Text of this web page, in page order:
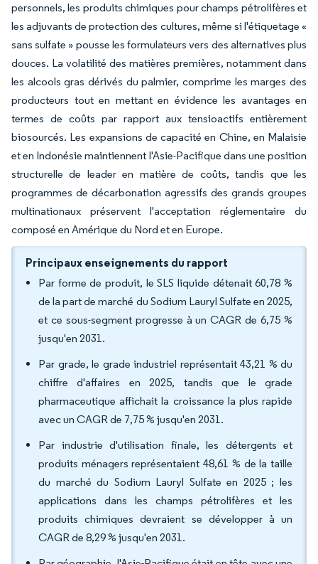
personnels, les produits chimiques pour champs pétrolifères et
les adjuvants de protection des cultures, même si l'étiquetage «
sans sulfate » pousse les formulateurs vers des alternatives plus
douces. La volatilité des matières premières, notamment dans
les alcools gras dérivés du palmier, comprime les marges des
producteurs tout en mettant en évidence les avantages en
termes de coûts par rapport aux tensioactifs entièrement
biosourcés. Les expansions de capacité en Chine, en Malaisie
et en Indonésie maintiennent l'Asie-Pacifique dans une position
structurelle de leader en matière de coûts, tandis que les
programmes de décarbonation agressifs des grands groupes
multinationaux préservent l'acceptation réglementaire du
composé en Amérique du Nord et en Europe.
Principaux enseignements du rapport
Par forme de produit, le SLS liquide détenait 60,78 %
de la part de marché du Sodium Lauryl Sulfate en 2025,
et ce sous-segment progresse à un CAGR de 6,75 %
jusqu'en 2031.
Par grade, le grade industriel représentait 43,21 % du
chiffre d'affaires en 2025, tandis que le grade
pharmaceutique affichait la croissance la plus rapide
avec un CAGR de 7,75 % jusqu'en 2031.
Par industrie d'utilisation finale, les détergents et
produits ménagers représentaient 48,61 % de la taille
du marché du Sodium Lauryl Sulfate en 2025 ; les
applications dans les champs pétrolifères et les
produits chimiques devraient se développer à un
CAGR de 8,29 % jusqu'en 2031.